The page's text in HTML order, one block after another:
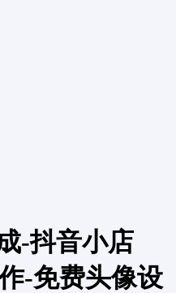
-抖音小店
-免费头像设